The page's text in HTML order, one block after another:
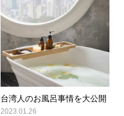
台湾人のお風呂事情を大公開
2023.01.26